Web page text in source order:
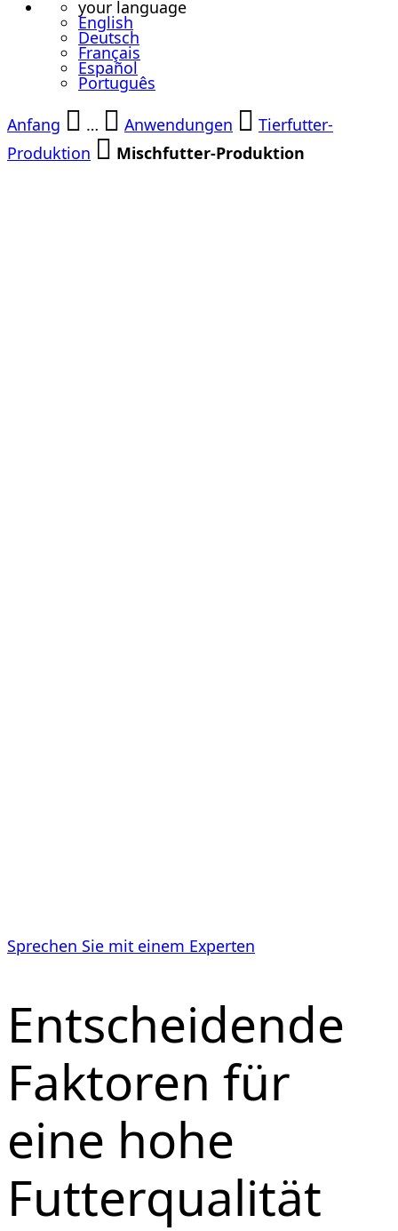
your language
English
Deutsch
Français
Español
Português
Anfang
… Anwendungen
Tierfutter-
Produktion
Mischfutter-Produktion
Sprechen Sie mit einem Experten
Entscheidende
Faktoren für
eine hohe
Futterqualität